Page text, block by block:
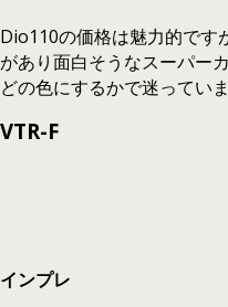
Dio110の価格は魅力的です
があり面白そうなスーパー
どの色にするかで迷っていま
VTR-F
インプレ